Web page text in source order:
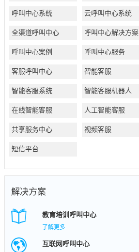
呼叫中心系统 云呼叫中心系统
全渠道呼叫中心 呼叫中心解决方案
呼叫中心案例 呼叫中心服务
客服呼叫中心 智能客服
智能客服系统 智能客服机器人
在线智能客服 人工智能客服
共享服务中心 视频客服
短信平台
解决方案
教育培训呼叫中心
了解更多
互联网呼叫中心